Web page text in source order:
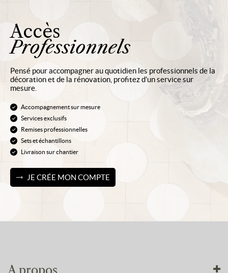
Accès
Professionnels
Pensé pour accompagner au quotidien les professionnels de la
décoration et de la rénovation, profitez d’un service sur
mesure.
Accompagnement sur mesure
Services exclusifs
Remises professionnelles
Sets et échantillons
Livraison sur chantier
JE CRÉE MON COMPTE